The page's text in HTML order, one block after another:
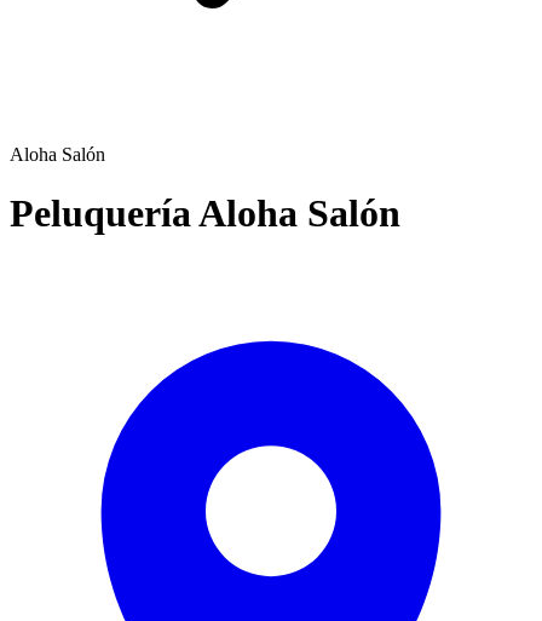
Aloha Salón
Peluquería Aloha Salón